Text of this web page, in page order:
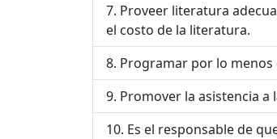
Proveer literatura
el costo de la literatura.
Programar por lo menos
Promover la asistencia a
Es el responsable de